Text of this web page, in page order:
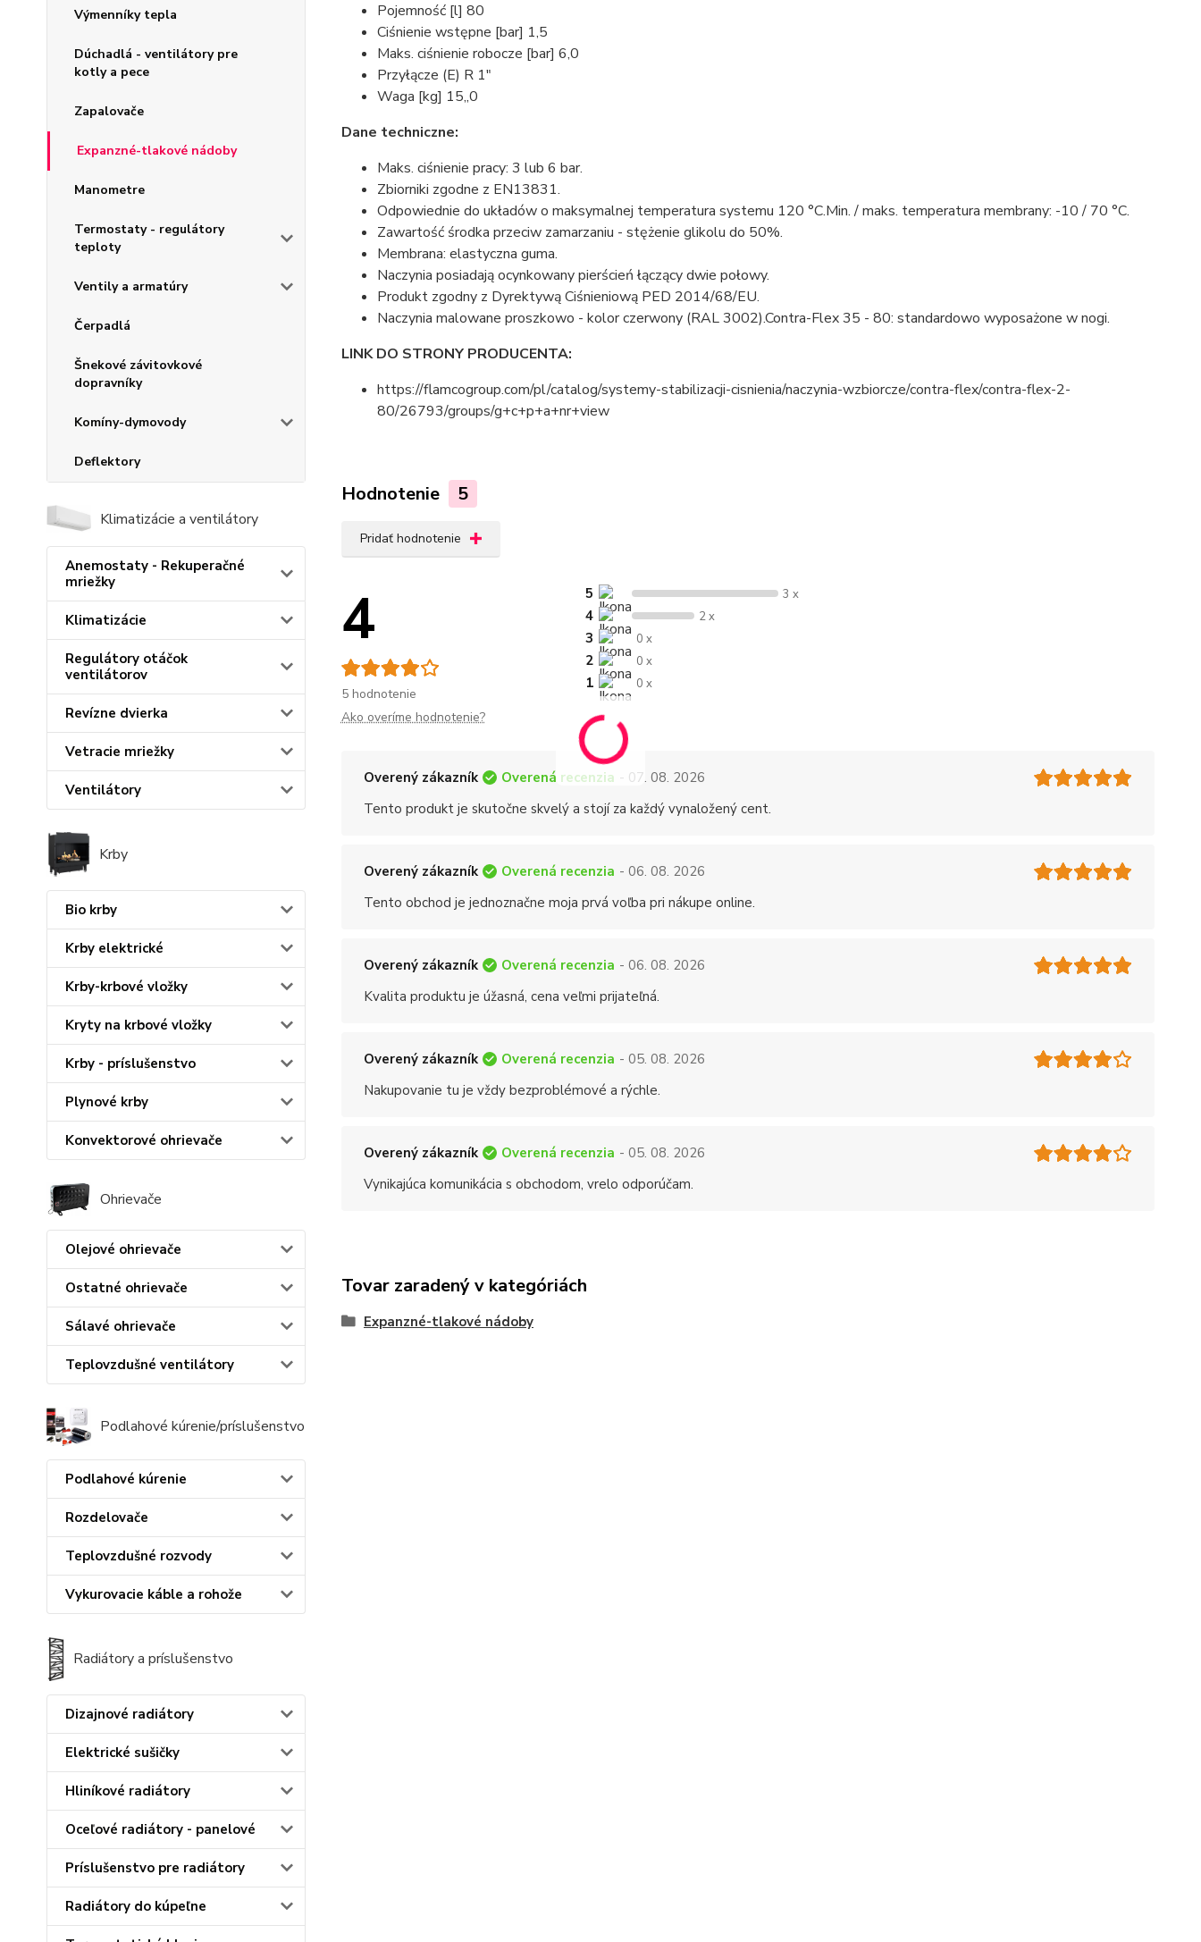
Výmenníky tepla
Dúchadlá - ventilátory pre
kotly a pece
Zapalovače
Expanzné-tlakové nádoby
Manometre
Termostaty - regulátory
teploty
Ventily a armatúry
Čerpadlá
Šnekové závitovkové
dopravníky
Komíny-dymovody
Deflektory
Klimatizácie a ventilátory
Anemostaty - Rekuperačné
mriežky
Klimatizácie
Regulátory otáčok
ventilátorov
Revízne dvierka
Vetracie mriežky
Ventilátory
Krby
Bio krby
Krby elektrické
Krby-krbové vložky
Kryty na krbové vložky
Krby - príslušenstvo
Plynové krby
Konvektorové ohrievače
Ohrievače
Olejové ohrievače
Ostatné ohrievače
Sálavé ohrievače
Teplovzdušné ventilátory
Podlahové kúrenie/príslušenstvo
Podlahové kúrenie
Rozdelovače
Teplovzdušné rozvody
Vykurovacie káble a rohože
Radiátory a príslušenstvo
Dizajnové radiátory
Elektrické sušičky
Hliníkové radiátory
Oceľové radiátory - panelové
Príslušenstvo pre radiátory
Radiátory do kúpeľne
Pojemność [l] 80
Ciśnienie wstępne [bar] 1,5
Maks. ciśnienie robocze [bar] 6,0
Przyłącze (E) R 1"
Waga [kg] 15,,0
Dane techniczne:
Maks. ciśnienie pracy: 3 lub 6 bar.
Zbiorniki zgodne z EN13831.
Odpowiednie do układów o maksymalnej temperatura systemu 120 °C.Min. / maks. temperatura membrany: -10 / 70 °C.
Zawartość środka przeciw zamarzaniu - stężenie glikolu do 50%.
Membrana: elastyczna guma.
Naczynia posiadają ocynkowany pierścień łączący dwie połowy.
Produkt zgodny z Dyrektywą Ciśnieniową PED 2014/68/EU.
Naczynia malowane proszkowo - kolor czerwony (RAL 3002).Contra-Flex 35 - 80: standardowo wyposażone w nogi.
LINK DO STRONY PRODUCENTA:
https://flamcogroup.com/pl/catalog/systemy-stabilizacji-cisnienia/naczynia-wzbiorcze/contra-flex/contra-flex-2-
80/26793/groups/g+c+p+a+nr+view
Hodnotenie 5
Pridať hodnotenie
4
5 hodnotenie
5 3 x
4 2 x
3 0 x
2 0 x
1 0 x
Ako overíme hodnotenie?
Overený zákazník Overená recenzia - 07. 08. 2026
Tento produkt je skutočne skvelý a stojí za každý vynaložený cent.
Overený zákazník Overená recenzia - 06. 08. 2026
Tento obchod je jednoznačne moja prvá voľba pri nákupe online.
Overený zákazník Overená recenzia - 06. 08. 2026
Kvalita produktu je úžasná, cena veľmi prijateľná.
Overený zákazník Overená recenzia - 05. 08. 2026
Nakupovanie tu je vždy bezproblémové a rýchle.
Overený zákazník Overená recenzia - 05. 08. 2026
Vynikajúca komunikácia s obchodom, vrelo odporúčam.
Tovar zaradený v kategóriách
Expanzné-tlakové nádoby